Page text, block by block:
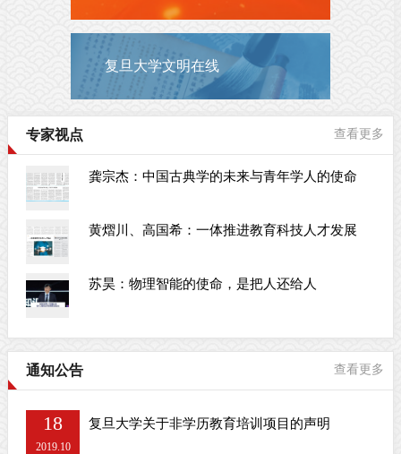
复旦大学文明在线
专家视点 查看更多
龚宗杰：中国古典学的未来与青年学人的使命
黄熠川、高国希：一体推进教育科技人才发展
苏昊：物理智能的使命，是把人还给人
通知公告 查看更多
18
2019.10
复旦大学关于非学历教育培训项目的声明